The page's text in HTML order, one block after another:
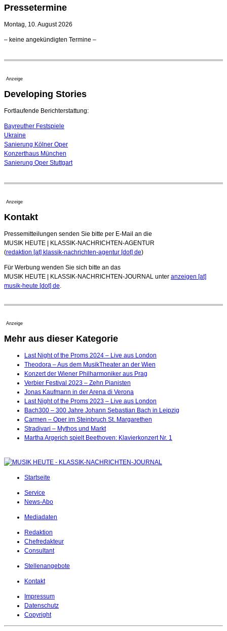
Regensburger Generalmusikdirektor Stefan Veselka
geht 2027
verlängert bis 2030
Leslie Suganandarajah neuer Chefdirigent des
Landesjugendsinfonieorchesters Hessen
09. August 2026 - 16:51 Uhr
Pressetermine
Montag, 10. August 2026
– keine angekündigten Termine –
Anzeige
Developing Stories
Fortlaufende Berichterstattung:
Bayreuther Festspiele
Ukraine
Sanierung Kölner Oper
Konzerthaus München
Sanierung Oper Stuttgart
Anzeige
Kontakt
Pressemitteilungen senden Sie bitte per E-Mail an die
MUSIK HEUTE | KLASSIK-NACHRICHTEN-AGENTUR
(redaktion [at] klassik-nachrichten-agentur [dot] de)
Für Werbung wenden Sie sich bitte an das
MUSIK HEUTE | KLASSIK-NACHRICHTEN-JOURNAL unter anzeigen [at]
musik-heute [dot] de
Anzeige
Mehr aus dieser Kategorie
Last Night of the Proms 2024 – Live aus London
Theodora – Aus dem MusikTheater an der Wien
Konzert der Wiener Philharmoniker aus Prag
Verbier Festival 2023 – Zehn Pianisten
Jonas Kaufmann in der Arena di Verona
Last Night of the Proms 2023 – Live aus London
Bach300 – 300 Jahre Johann Sebastian Bach in Leipzig
Carmen – Oper im Steinbruch St. Margarethen
Stradivari – Mythos und Markt
Martha Argerich spielt Beethoven: Klavierkonzert Nr. 1
Startseite
Service
News-Abo
Mediadaten
Redaktion
Chefredakteur
Consultant
Stellenangebote
Kontakt
Impressum
Datenschutz
Copyright